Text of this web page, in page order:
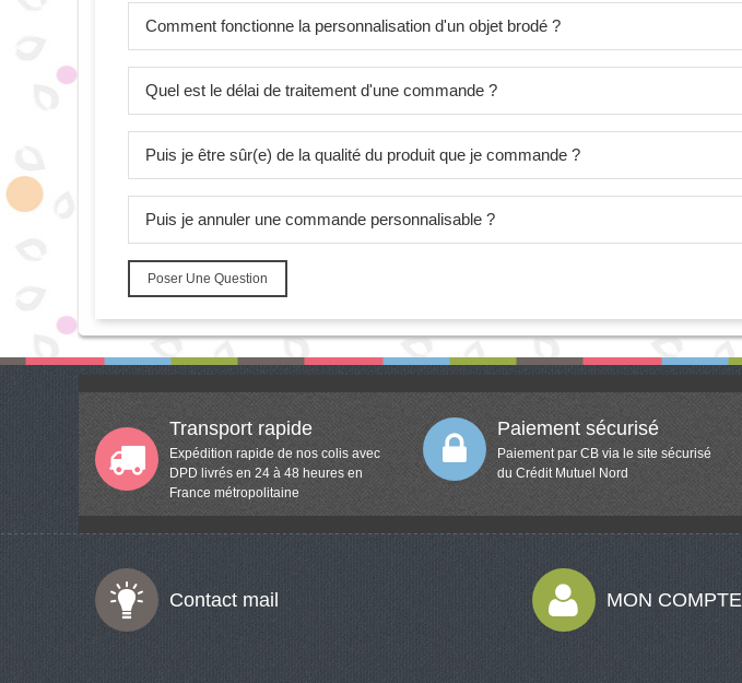
Comment fonctionne la personnalisation d'un objet brodé ?
Quel est le délai de traitement d'une commande ?
Puis je être sûr(e) de la qualité du produit que je commande ?
Puis je annuler une commande personnalisable ?
Poser Une Question
Transport rapide
Expédition rapide de nos colis avec
DPD livrés en 24 à 48 heures en
France métropolitaine
Paiement sécurisé
Paiement par CB via le site sécurisé
du Crédit Mutuel Nord
Contact mail MON COMPTE